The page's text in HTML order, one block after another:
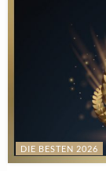
DIE BESTEN 2026